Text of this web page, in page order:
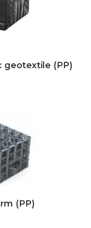
geotextile (PP)
(PP)